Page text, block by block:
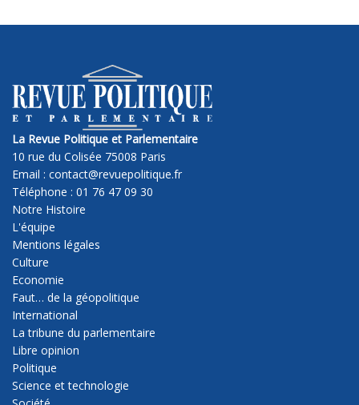
La Revue Politique et Parlementaire
10 rue du Colisée 75008 Paris
Email : contact@revuepolitique.fr
Téléphone : 01 76 47 09 30
Notre Histoire
L'équipe
Mentions légales
Culture
Economie
Faut… de la géopolitique
International
La tribune du parlementaire
Libre opinion
Politique
Science et technologie